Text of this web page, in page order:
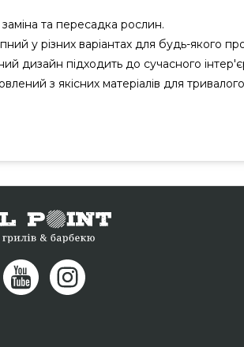
та пересадка рослин.
у різних варіантах для будь-якого
дизайн підходить до сучасного
з якісних матеріалів для
мангалів GrillPoint. Дивіться і купуйте також
магазині grillpoint.com.ua Напишіть нашим